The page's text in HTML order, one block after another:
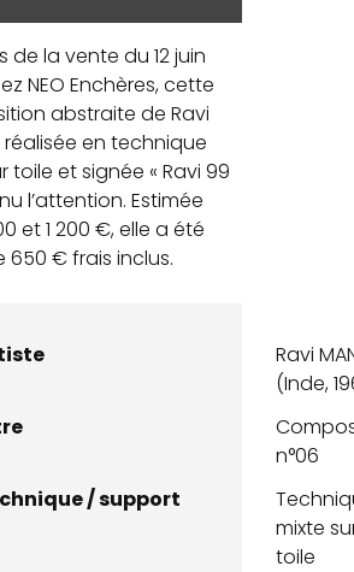
de la vente du 12 juin
NEO Enchères, cette
abstraite de Ravi
réalisée en technique
toile et signée « Ravi 99
l’attention. Estimée
et 1 200 €, elle a été
650 € frais inclus.
Ravi
(Inde,
n°06
/ support
mixte
toile